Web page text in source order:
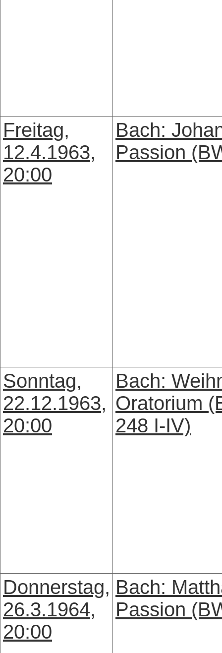
Freitag,
12.4.1963,
20:00
Bach:
Passion
Sonntag,
22.12.1963,
20:00
Bach:
Oratorium
248 I-IV)
Donnerstag,
26.3.1964,
20:00
Bach:
Passion